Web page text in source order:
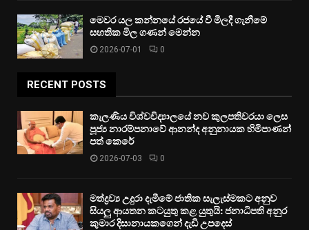
මෙවර යල කන්නයේ රජයේ වී මිලදී ගැනීමේ
සහතික මිල ගණන් මෙන්න
2026-07-01 0
RECENT POSTS
කැලණිය විශ්වවිද්‍යාලයේ නව කුලපතිවරයා ලෙස
පූජ්‍ය නාරම්පනාවේ ආනන්ද අනුනායක හිමිපාණන්
පත් කෙරේ
2026-07-03 0
මත්ද්‍රව්‍ය උදුරා දැමීමේ ජාතික සැලැස්මකට අනුව
සියලු ආයතන කටයුතු කළ යුතුයි: ජනාධිපති අනුර
කුමාර දිසානායකගෙන් දැඩි උපදෙස්